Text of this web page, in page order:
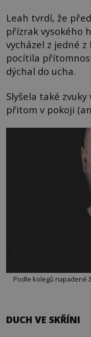
Leah tvrdí, že
přízrak vysokého
vycházel z jedné z
pocítila
dýchal do ucha.
Slyšela také
přitom v pokoji
Podle kolegů napadené
DUCH VE SKŘÍNI